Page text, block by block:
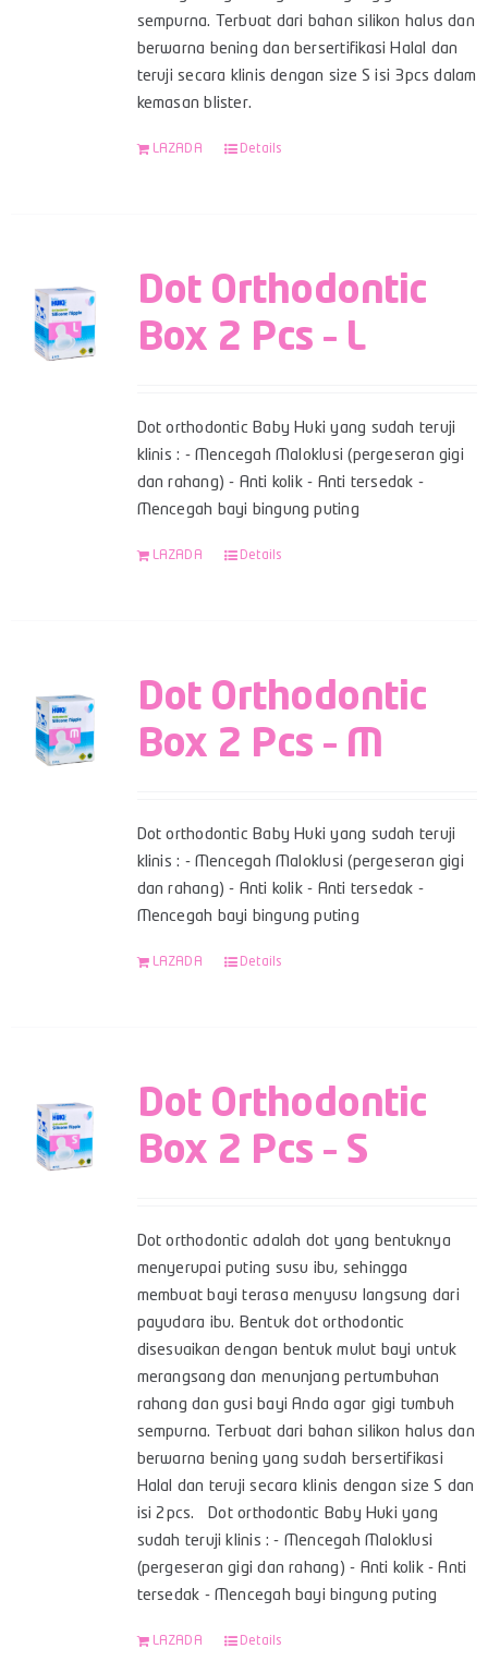
sempurna. Terbuat dari bahan silikon halus dan
berwarna bening dan bersertifikasi Halal dan
teruji secara klinis dengan size S isi 3pcs dalam
kemasan blister.
LAZADA Details
Dot Orthodontic
Box 2 Pcs – L
Dot orthodontic Baby Huki yang sudah teruji
klinis : - Mencegah Maloklusi (pergeseran gigi
dan rahang) - Anti kolik - Anti tersedak -
Mencegah bayi bingung puting
LAZADA Details
Dot Orthodontic
Box 2 Pcs – M
Dot orthodontic Baby Huki yang sudah teruji
klinis : - Mencegah Maloklusi (pergeseran gigi
dan rahang) - Anti kolik - Anti tersedak -
Mencegah bayi bingung puting
LAZADA Details
Dot Orthodontic
Box 2 Pcs – S
Dot orthodontic adalah dot yang bentuknya
menyerupai puting susu ibu, sehingga
membuat bayi terasa menyusu langsung dari
payudara ibu. Bentuk dot orthodontic
disesuaikan dengan bentuk mulut bayi untuk
merangsang dan menunjang pertumbuhan
rahang dan gusi bayi Anda agar gigi tumbuh
sempurna. Terbuat dari bahan silikon halus dan
berwarna bening yang sudah bersertifikasi
Halal dan teruji secara klinis dengan size S dan
isi 2pcs. Dot orthodontic Baby Huki yang
sudah teruji klinis : - Mencegah Maloklusi
(pergeseran gigi dan rahang) - Anti kolik - Anti
tersedak - Mencegah bayi bingung puting
LAZADA Details